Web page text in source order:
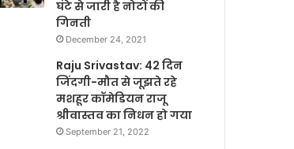
घंटे से जारी है नोटों की
गिनती
December 24, 2021
Raju Srivastav: 42 दिन
जिंदगी-मौत से जूझते रहे
मशहूर कॉमेडियन राजू
श्रीवास्तव का निधन हो गया
September 21, 2022